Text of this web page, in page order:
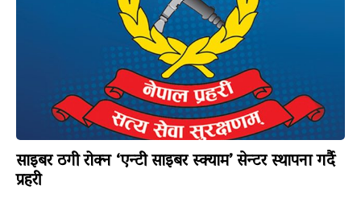
साइबर ठगी रोक्न ‘एन्टी साइबर स्क्याम’ सेन्टर स्थापना गर्दै
प्रहरी